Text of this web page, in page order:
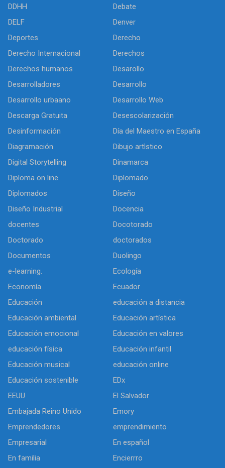
DDHH
Debate
DELF
Denver
Deportes
Derecho
Derecho Internacional
Derechos
Derechos humanos
Desarollo
Desarrolladores
Desarrollo
Desarrollo urbaano
Desarrollo Web
Descarga Gratuita
Desescolarización
Desinformación
Día del Maestro en España
Diagramación
Dibujo artìstico
Digital Storytelling
Dinamarca
Diploma on line
Diplomado
Diplomados
Diseño
Diseño Industrial
Docencia
docentes
Docotorado
Doctorado
doctorados
Documentos
Duolingo
e-learning.
Ecología
Economía
Ecuador
Educación
educación a distancia
Educación ambiental
Educación artística
Educación emocional
Educación en valores
educación física
Educación infantil
Educación musical
educación online
Educación sostenible
EDx
EEUU
El Salvador
Embajada Reino Unido
Emory
Emprendedores
emprendimiento
Empresarial
En español
En familia
Encierrro